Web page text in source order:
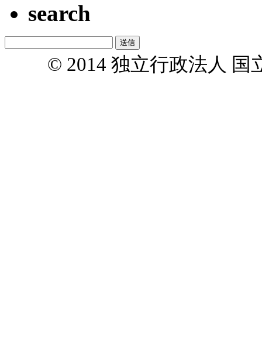
search
© 2014 独立行政法人 国